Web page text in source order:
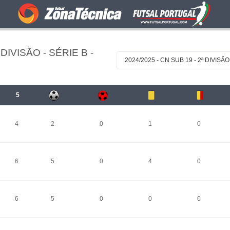
- SÉRIE B -
2024/2025 - CN SUB 19 - 2ª
5
4 2 0 1 0
6 5 0 4 0
6 5 0 0 0